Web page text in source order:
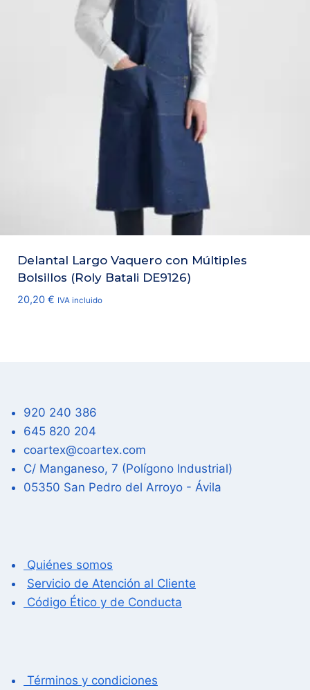
Delantal Largo Vaquero con Múltiples
Bolsillos (Roly Batali DE9126)
20,20 € IVA incluido
920 240 386
645 820 204
coartex@coartex.com
C/ Manganeso, 7 (Polígono Industrial)
05350 San Pedro del Arroyo - Ávila
Quiénes somos
Servicio de Atención al Cliente
Código Ético y de Conducta
Términos y condiciones